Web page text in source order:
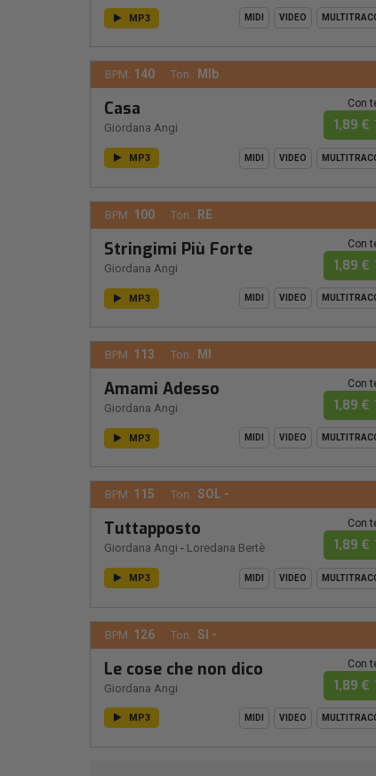
MP3 MIDI VIDEO
BPM: 140 Ton.: MIb
Casa
Giordana Angi
Con
1,89 €
MP3 MIDI VIDEO
BPM: 100 Ton.: RE
Stringimi Più Forte
Giordana Angi
Con
1,89 €
MP3 MIDI VIDEO
BPM: 113 Ton.: MI
Amami Adesso
Giordana Angi
Con
1,89 €
MP3 MIDI VIDEO
BPM: 115 Ton.: SOL -
Tuttapposto
Giordana Angi - Loredana Bertè
Con
1,89 €
MP3 MIDI VIDEO
BPM: 126 Ton.: SI -
Le cose che non dico
Giordana Angi
Con
1,89 €
MP3 MIDI VIDEO